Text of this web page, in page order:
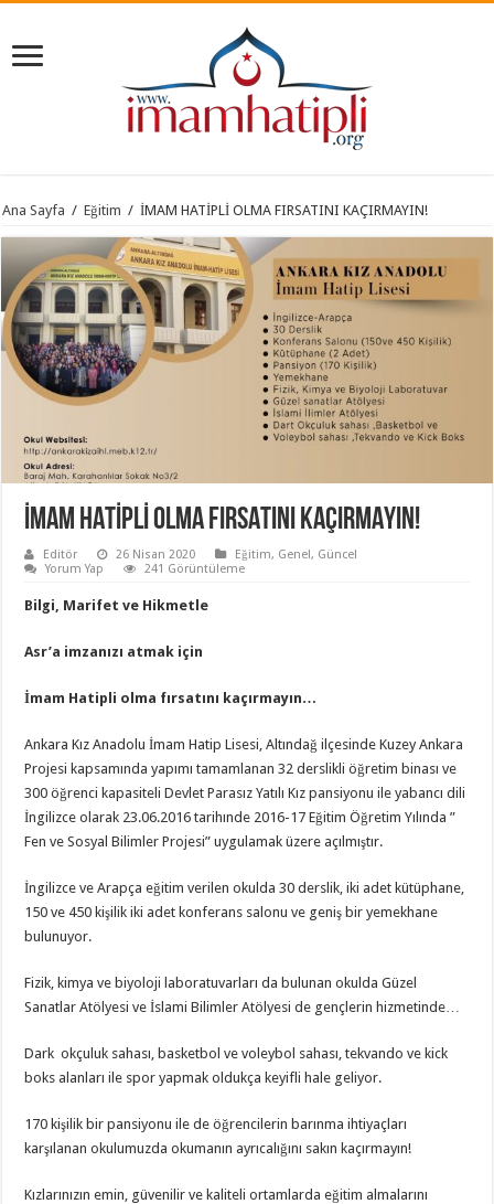
Ana Sayfa / Eğitim / İMAM HATİPLİ OLMA FIRSATINI KAÇIRMAYIN!
İMAM HATİPLİ OLMA FIRSATINI KAÇIRMAYIN!
Editör 26 Nisan 2020 Eğitim, Genel, Güncel
Yorum Yap
241 Görüntüleme
Bilgi, Marifet ve Hikmetle
Asr’a imzanızı atmak için
İmam Hatipli olma fırsatını kaçırmayın…
Ankara Kız Anadolu İmam Hatip Lisesi, Altındağ ilçesinde Kuzey Ankara
Projesi kapsamında yapımı tamamlanan 32 derslikli öğretim binası ve
300 öğrenci kapasiteli Devlet Parasız Yatılı Kız pansiyonu ile yabancı dili
İngilizce olarak 23.06.2016 tarihınde 2016-17 Eğitim Öğretim Yılında ”
Fen ve Sosyal Bilimler Projesi” uygulamak üzere açılmıştır.
İngilizce ve Arapça eğitim verilen okulda 30 derslik, iki adet kütüphane,
150 ve 450 kişilik iki adet konferans salonu ve geniş bir yemekhane
bulunuyor.
Fizik, kimya ve biyoloji laboratuvarları da bulunan okulda Güzel
Sanatlar Atölyesi ve İslami Bilimler Atölyesi de gençlerin hizmetinde…
Dark okçuluk sahası, basketbol ve voleybol sahası, tekvando ve kick
boks alanları ile spor yapmak oldukça keyifli hale geliyor.
170 kişilik bir pansiyonu ile de öğrencilerin barınma ihtiyaçları
karşılanan okulumuzda okumanın ayrıcalığını sakın kaçırmayın!
Kızlarınızın emin, güvenilir ve kaliteli ortamlarda eğitim almalarını